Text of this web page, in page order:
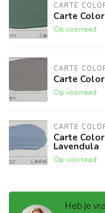
CARTE
Carte
Op voorraad
CARTE
Carte
Op voorraad
CARTE
Carte
Lavendula
Op voorraad
Heb je